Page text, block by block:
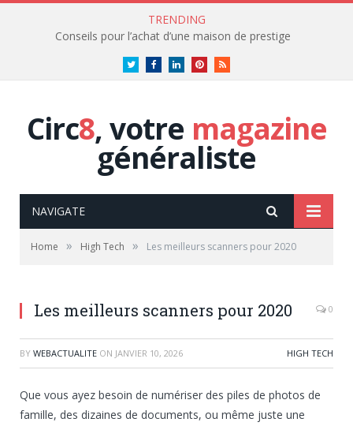
TRENDING
Conseils pour l’achat d’une maison de prestige
TwitterFacebookLinkedInPinterestRSS
Circ8, votre magazine
généraliste
NAVIGATE
Home » High Tech » Les meilleurs scanners pour 2020
Les meilleurs scanners pour 2020 0
BY WEBACTUALITE ON JANVIER 10, 2026 HIGH TECH
Que vous ayez besoin de numériser des piles de photos de
famille, des dizaines de documents, ou même juste une